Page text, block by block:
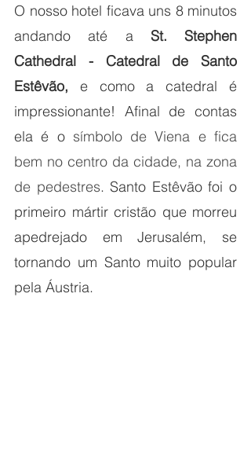
O nosso hotel ficava uns 8 minutos
andando até a St. Stephen
Cathedral - Catedral de Santo
Estêvão, e como a catedral é
impressionante! Afinal de contas
ela é o símbolo de Viena e fica
bem no centro da cidade, na zona
de pedestres. Santo Estêvão foi o
primeiro mártir cristão que morreu
apedrejado em Jerusalém, se
tornando um Santo muito popular
pela Áustria.